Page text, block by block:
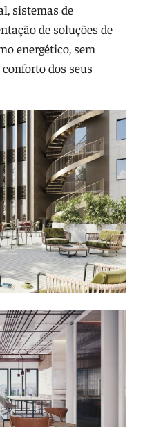
sistemas de
de soluções de
energético, sem
dos seus